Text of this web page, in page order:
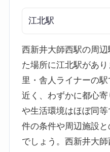
江北駅
西新井大師西駅の周
た場所に江北駅があ
里・舎人ライナーの
近く、わずかに都心
や生活環境はほぼ同
件の条件や周辺施設
でしょう。西新井大